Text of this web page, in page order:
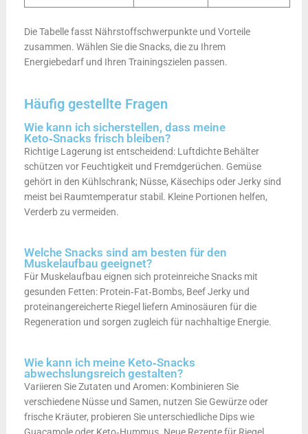
Die Tabelle fasst Nährstoffschwerpunkte und Vorteile
zusammen. Wählen Sie die Snacks, die zu Ihrem
Energiebedarf und Ihren Trainingszielen passen.
Häufig gestellte Fragen
Wie kann ich sicherstellen, dass meine
Keto‑Snacks frisch bleiben?
Richtige Lagerung ist entscheidend: Luftdichte Behälter
schützen vor Feuchtigkeit und Fremdgerüchen. Gemüse
gehört in den Kühlschrank; Nüsse, Käsechips oder Jerky sind
meist bei Raumtemperatur stabil. Kleine Portionen helfen,
Verderb zu vermeiden.
Welche Snacks sind am besten für den
Muskelaufbau geeignet?
Für Muskelaufbau eignen sich proteinreiche Snacks mit
gesunden Fetten: Protein‑Fat‑Bombs, Beef Jerky und
proteinangereicherte Riegel liefern Aminosäuren für die
Regeneration und sorgen zugleich für nachhaltige Energie.
Wie kann ich meine Keto‑Snacks
abwechslungsreich gestalten?
Variieren Sie Zutaten und Aromen: Kombinieren Sie
verschiedene Nüsse und Samen, nutzen Sie Gewürze oder
frische Kräuter, probieren Sie unterschiedliche Dips wie